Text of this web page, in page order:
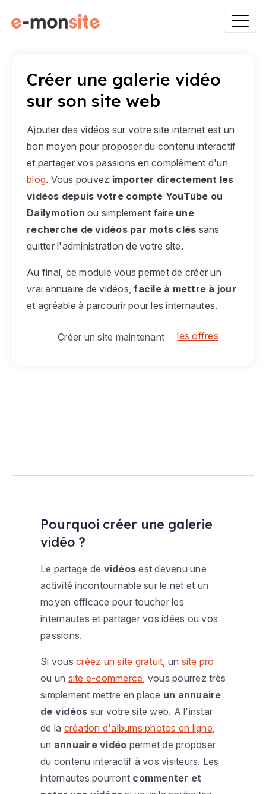
Créer une galerie vidéo
sur son site web
Ajouter des vidéos sur votre site internet est un
bon moyen pour proposer du contenu interactif
et partager vos passions en complément d'un
blog. Vous pouvez importer directement les
vidéos depuis votre compte YouTube ou
Dailymotion ou simplement faire une
recherche de vidéos par mots clés sans
quitter l'administration de votre site.
Au final, ce module vous permet de créer un
vrai annuaire de vidéos,facile à mettre à jour
et agréable à parcourir pour les internautes.
Créer un site maintenant les offres
Pourquoi créer une galerie
vidéo ?
Le partage de vidéos est devenu une
activité incontournable sur le net et un
moyen efficace pour toucher les
internautes et partager vos idées ou vos
passions.
Si vous créez un site gratuit , un site pro
ou un site e-commerce , vous pourrez très
simplement mettre en place un annuaire
de vidéos sur votre site web. A l'instar
de la création d'albums photos en ligne
un annuaire vidéo permet de proposer
du contenu interactif à vos visiteurs. Les
internautes pourront commenter et